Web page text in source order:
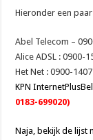
Hieronder een
Abel Telecom –
Alice ADSL : 0900-
Het Net : 0900-1407
KPN
0183-699020)
Naja, bekijk de lijst